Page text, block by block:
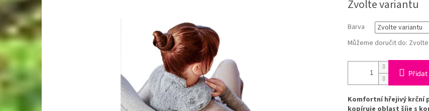
cena:
Zvolte variantu
Barva
Můžeme doručit do:
Přidat
Komfortní hřejivý krční